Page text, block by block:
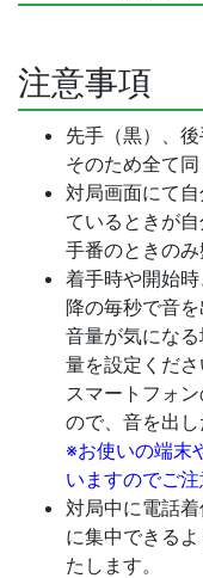
注意事項
先手（黒）、
そのため全て同
対局画面にて
ているときが自
手番のときのみ
着手時や開始
降の毎秒で音を
音量が気にな
量を設定くださ
スマートフォ
ので、音を出し
※お使いの端末
いますのでご注
対局中に電話
に集中できる
たします。